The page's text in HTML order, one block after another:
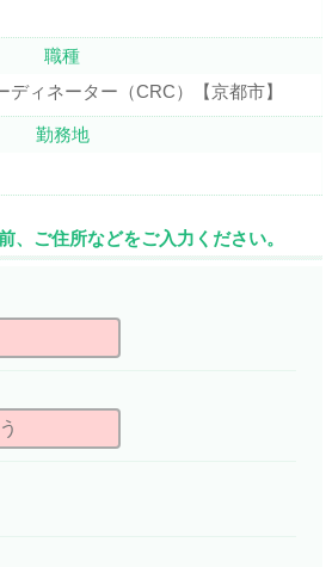
職種
ィネーター（CRC）【京都市】
勤務地
、ご住所などをご入力ください。